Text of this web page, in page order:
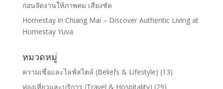
ก่อนจัดงานให้ภาพคม เสียงชัด
Homestay in Chiang Mai – Discover Authentic Living at
Homestay Yuva
หมวดหมู่
ความเชื่อและไลฟ์สไตล์ (Beliefs & Lifestyle) (13)
ท่องเที่ยวและบริการ (Travel & Hospitality) (29)